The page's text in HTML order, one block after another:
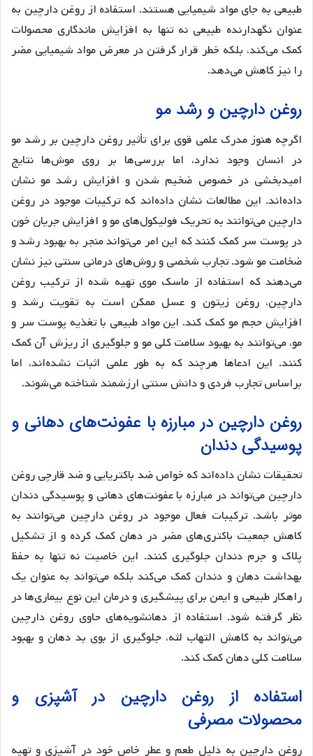
طبیعی به جای مواد شیمیایی هستند. استفاده از روغن دارچین به
عنوان نگهدارنده طبیعی نه تنها به افزایش ماندگاری محصولات
کمک می‌کند، بلکه خطر قرار گرفتن در معرض مواد شیمیایی مضر
را نیز کاهش می‌دهد.
روغن دارچین و رشد مو
اگرچه هنوز مدرک علمی قوی برای تأثیر روغن دارچین بر رشد مو
در انسان وجود ندارد، اما بررسی‌ها بر روی موش‌ها نتایج
امیدبخشی در خصوص ضخیم شدن و افزایش رشد مو نشان
داده‌اند. این مطالعات نشان داده‌اند که ترکیبات موجود در روغن
دارچین می‌توانند به تحریک فولیکول‌های مو و افزایش جریان خون
در پوست سر کمک کنند که این امر می‌تواند منجر به بهبود رشد و
ضخامت مو شود. تجارب شخصی و روش‌های درمانی سنتی نیز نشان
می‌دهند که استفاده از ماسک موی تهیه شده از ترکیب روغن
دارچین، روغن زیتون و عسل ممکن است به تقویت رشد و
افزایش حجم مو کمک کند. این مواد طبیعی با تغذیه پوست سر و
مو، می‌توانند به بهبود سلامت کلی مو و جلوگیری از ریزش آن کمک
کنند. این ادعاها هرچند که به طور علمی اثبات نشده‌اند، اما
براساس تجارب فردی و دانش سنتی ارزشمند شناخته می‌شوند.
روغن دارچین در مبارزه با عفونت‌های دهانی و
پوسیدگی دندان
تحقیقات نشان داده‌اند که خواص ضد باکتریایی و ضد قارچی روغن
دارچین می‌تواند در مبارزه با عفونت‌های دهانی و پوسیدگی دندان
موثر باشد. ترکیبات فعال موجود در روغن دارچین می‌توانند به
کاهش جمعیت باکتری‌های مضر در دهان کمک کرده و از تشکیل
پلاک و جرم دندان جلوگیری کنند. این خاصیت نه تنها به حفظ
بهداشت دهان و دندان کمک می‌کند بلکه می‌تواند به عنوان یک
راهکار طبیعی و ایمن برای پیشگیری و درمان این نوع بیماری‌ها در
نظر گرفته شود. استفاده از دهانشویه‌های حاوی روغن دارچین
می‌تواند به کاهش التهاب لثه، جلوگیری از بوی بد دهان و بهبود
سلامت کلی دهان کمک کند.
استفاده از روغن دارچین در آشپزی و
محصولات مصرفی
روغن دارچین به دلیل طعم و عطر خاص خود در آشپزی و تهیه